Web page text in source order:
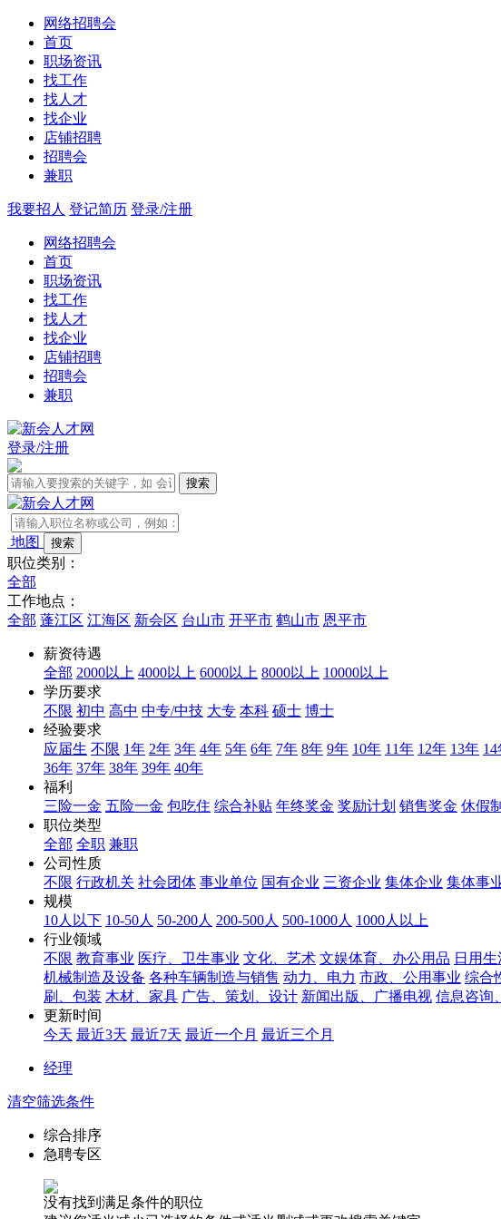
网络招聘会
首页
职场资讯
找工作
找人才
找企业
店铺招聘
招聘会
兼职
我要招人 登记简历 登录/注册
网络招聘会
首页
职场资讯
找工作
找人才
找企业
店铺招聘
招聘会
兼职
登录/注册
地图
职位类别：
全部
工作地点：
全部 蓬江区 江海区 新会区 台山市 开平市 鹤山市 恩平市
薪资待遇
全部 2000以上 4000以上 6000以上 8000以上 10000以上
学历要求
不限 初中 高中 中专/中技 大专 本科 硕士 博士
经验要求
应届生 不限 1年 2年 3年 4年 5年 6年 7年 8年 9年 10年 11年 12年 13年
36年 37年 38年 39年 40年
福利
三险一金 五险一金 包吃住 综合补贴 年终奖金 奖励计划 销售奖金 休假
职位类型
全部 全职 兼职
公司性质
不限 行政机关 社会团体 事业单位 国有企业 三资企业 集体企业 集体事
规模
10人以下 10-50人 50-200人 200-500人 500-1000人 1000人以上
行业领域
不限 教育事业 医疗、卫生事业 文化、艺术 文娱体育、办公用品 日用
机械制造及设备 各种车辆制造与销售 动力、电力 市政、公用事业 综合
刷、包装 木材、家具 广告、策划、设计 新闻出版、广播电视 信息咨询
更新时间
今天 最近3天 最近7天 最近一个月 最近三个月
经理
清空筛选条件
综合排序
急聘专区
没有找到满足条件的职位